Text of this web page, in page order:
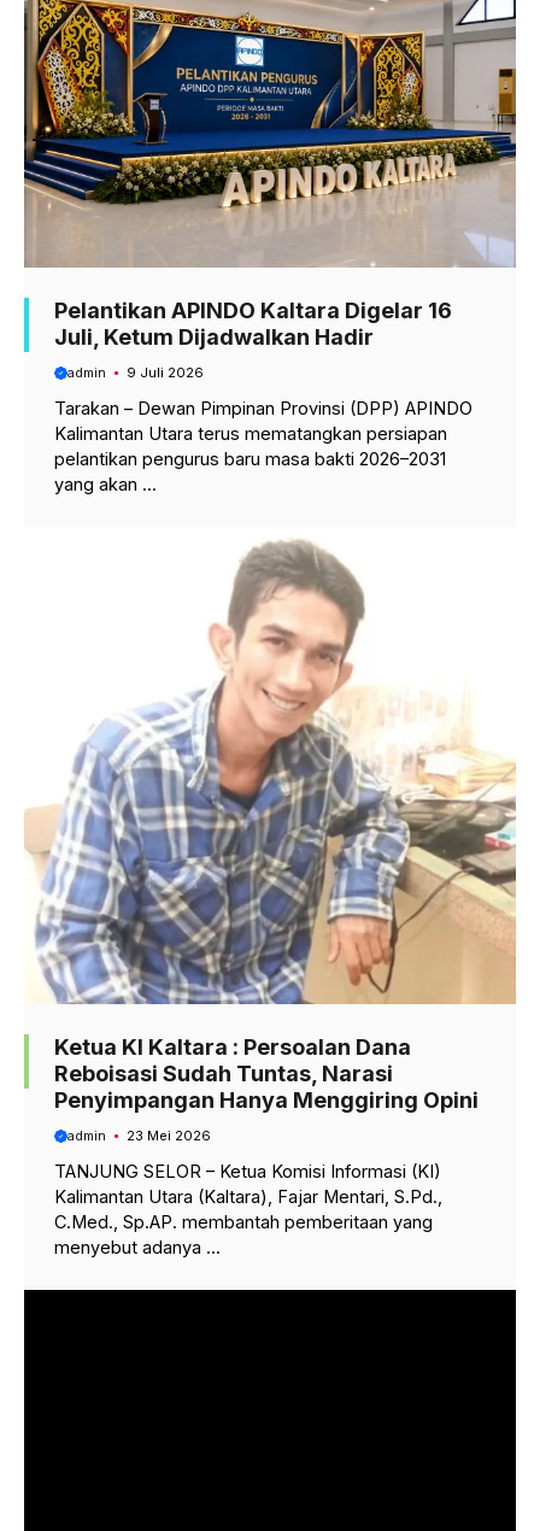
k
p
m
Pelantikan APINDO Kaltara Digelar 16
Juli, Ketum Dijadwalkan Hadir
admin 9 Juli 2026
Tarakan – Dewan Pimpinan Provinsi (DPP) APINDO
Kalimantan Utara terus mematangkan persiapan
pelantikan pengurus baru masa bakti 2026–2031
yang akan ...
Ketua KI Kaltara : Persoalan Dana
Reboisasi Sudah Tuntas, Narasi
Penyimpangan Hanya Menggiring Opini
admin 23 Mei 2026
TANJUNG SELOR – Ketua Komisi Informasi (KI)
Kalimantan Utara (Kaltara), Fajar Mentari, S.Pd.,
C.Med., Sp.AP. membantah pemberitaan yang
menyebut adanya ...